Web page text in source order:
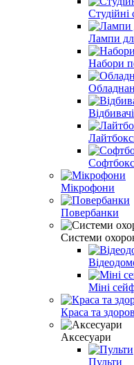
Студійні
Лампи
Набори
Мікрофони
Повербанки
Системи
Міні
Краса та
Аксесуари
Пульти